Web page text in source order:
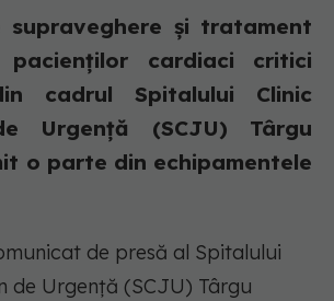
supraveghere și tratament
cardiaci critici
cadrul Spitalului Clinic
Urgență (SCJU) Târgu
o parte din echipamentele
de presă al Spitalului
de Urgență (SCJU) Târgu